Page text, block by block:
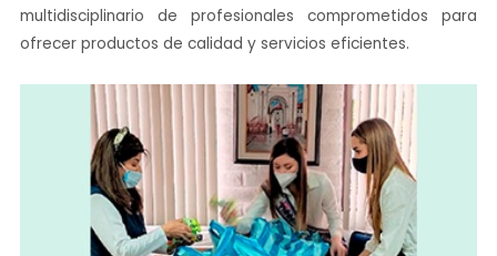
multidisciplinario de profesionales comprometidos para
ofrecer productos de calidad y servicios eficientes.